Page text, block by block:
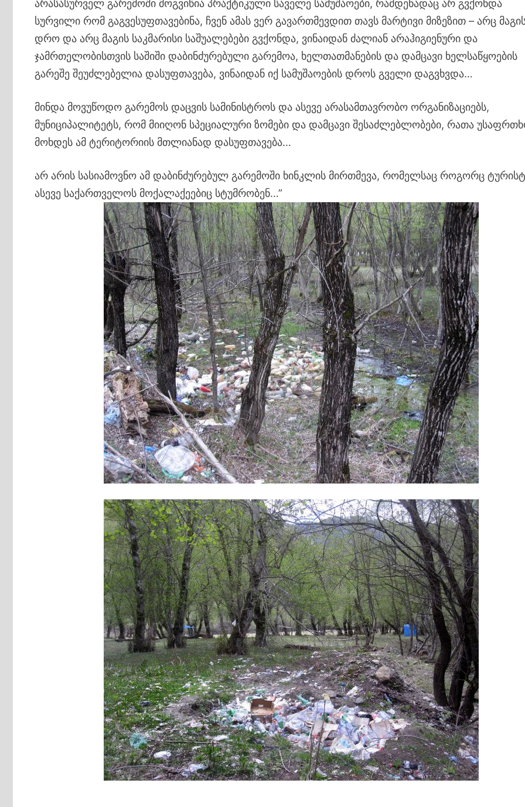
არასასურველ გარემოში მოგვიწია პრაქტიკული საველე სამუშაოები, რამდენადაც არ გვქონდა
სურვილი რომ გაგვესუფთავებინა, ჩვენ ამას ვერ გავართმევდით თავს მარტივი მიზეზით – არც
დრო და არც მაგის საკმარისი საშუალებები გვქონდა, ვინაიდან ძალიან არაჰიგიენური და
ჯამრთელობისთვის საშიში დაბინძურებული გარემოა, ხელთათმანების და დამცავი ხელსაწყოების
გარეშე შეუძლებელია დასუფთავება, ვინაიდან იქ სამუშაოების დროს გველი დაგვხვდა…
მინდა მოვუწოდო გარემოს დაცვის სამინისტროს და ასევე არასამთავრობო ორგანიზაციებს,
მუნიციპალიტეტს, რომ მიიღონ სპეციალური ზომები და დამცავი შესაძლებლობები, რათა
მოხდეს ამ ტერიტორიის მთლიანად დასუფთავება…
არ არის სასიამოვნო ამ დაბინძურებულ გარემოში ხინკლის მირთმევა, რომელსაც როგორც
ასევე საქართველოს მოქალაქეებიც სტუმრობენ…”